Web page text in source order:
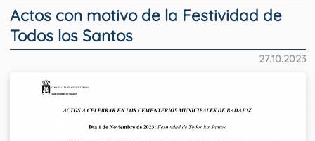
Actos con motivo de la Festividad de
Todos los Santos
27.10.2023